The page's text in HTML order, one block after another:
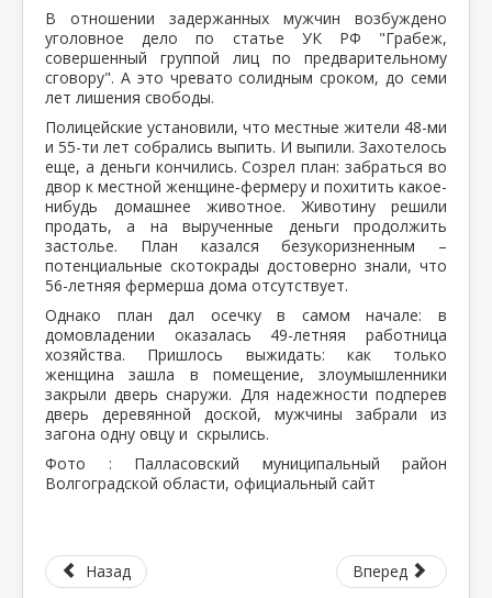
В отношении задержанных мужчин возбуждено
уголовное дело по статье УК РФ "Грабеж,
совершенный группой лиц по предварительному
сговору". А это чревато солидным сроком, до семи
лет лишения свободы.
Полицейские установили, что местные жители 48-ми
и 55-ти лет собрались выпить. И выпили. Захотелось
еще, а деньги кончились. Созрел план: забраться во
двор к местной женщине-фермеру и похитить какое-
нибудь домашнее животное. Животину решили
продать, а на вырученные деньги продолжить
застолье. План казался безукоризненным –
потенциальные скотокрады достоверно знали, что
56-летняя фермерша дома отсутствует.
Однако план дал осечку в самом начале: в
домовладении оказалась 49-летняя работница
хозяйства. Пришлось выжидать: как только
женщина зашла в помещение, злоумышленники
закрыли дверь снаружи. Для надежности подперев
дверь деревянной доской, мужчины забрали из
загона одну овцу и скрылись.
Фото : Палласовский муниципальный район
Волгоградской области, официальный сайт
Назад Вперед